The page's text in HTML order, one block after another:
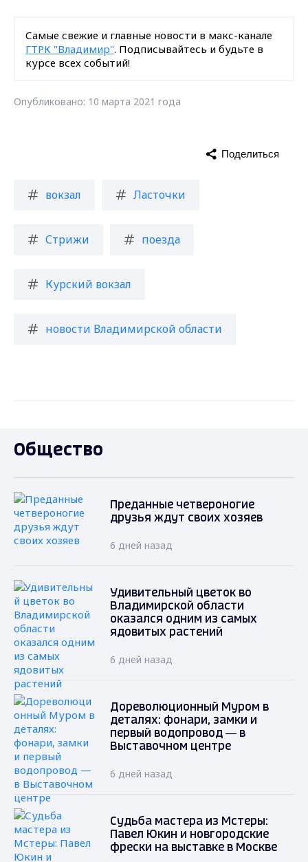
Самые свежие и главные новости в макс-канале
ГТРК "Владимир". Подписывайтесь и будьте в
курсе всех событий!
Опубликовано: 10 марта 2021 года
вокзал Ласточки
Стрижи поезда
Курский вокзал
новости Владимирской области
Поделиться
Общество
Преданные четвероногие
друзья ждут своих хозяев
6 дней назад
Удивительный цветок во
Владимирской области
оказался одним из самых
ядовитых растений
6 дней назад
Дореволюционный Муром в
деталях: фонари, замки и
первый водопровод — в
Выставочном центре
6 дней назад
Судьба мастера из Мстеры:
Павел Юкин и новгородские
фрески на выставке в Москве